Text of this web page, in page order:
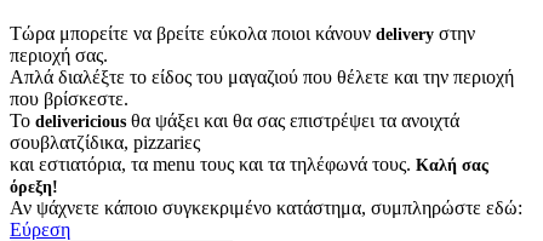
Τώρα μπορείτε να βρείτε εύκολα ποιοι κάνουν delivery στην
περιοχή σας.
Απλά διαλέξτε το είδος του μαγαζιού που θέλετε και την περιοχή
που βρίσκεστε.
Το delivericious θα ψάξει και θα σας επιστρέψει τα ανοιχτά
σουβλατζίδικα, pizzariες
και εστιατόρια, τα menu τους και τα τηλέφωνά τους. Καλή σας
όρεξη!
Αν ψάχνετε κάποιο συγκεκριμένο κατάστημα, συμπληρώστε εδώ:
Εύρεση